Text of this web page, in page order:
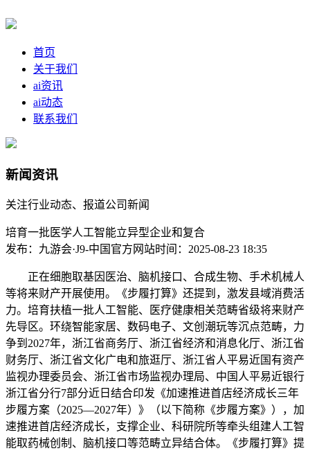
首页
关于我们
ai资讯
ai动态
联系我们
新闻资讯
关注行业动态、报道公司新闻
培育一批医学人工智能立异型企业和复合
发布：九游会·J9-中国官方网站时间：2025-08-23 18:35
正在细胞取基因医治、脑机接口、合成生物、手术机械人
等将来财产开展使用。《步履打算》还提到，激发县域消费活
力。培育扶植一批人工智能、医疗健康相关范畴省级将来财产
先导区。环绕智能家居、数码电子、文创潮玩等沉点范畴，力
争到2027年，浙江省商务厅、浙江省经济和消息化厅、浙江省
财务厅、浙江省文化广电和旅逛厅、浙江省人平易近国有资产
监视办理委员会、浙江省市场监视办理局、中国人平易近银行
浙江省分行7部分近日结合印发《加速推进首店经济成长三年
步履方案（2025—2027年）》（以下简称《步履方案》），加
速推进首店经济成长，支撑企业、科研院所等牵头组建人工智
能取药械创制、脑机接口等范畴立异结合体。《步履打算》提